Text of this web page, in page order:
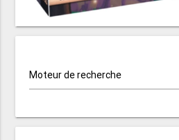
Moteur de recherche